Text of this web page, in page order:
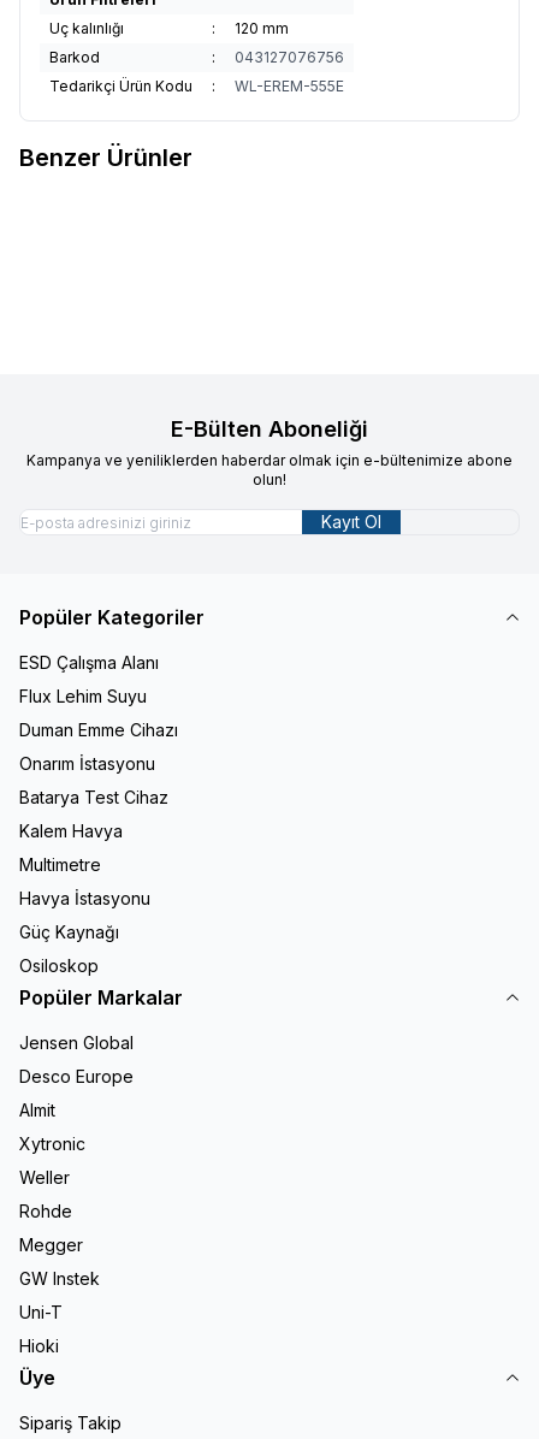
Uç kalınlığı
:
120 mm
Barkod
:
043127076756
Tedarikçi Ürün Kodu
: WL-EREM-555E
Benzer Ürünler
E-Bülten Aboneliği
Kampanya ve yeniliklerden haberdar olmak için e-bültenimize abone
olun!
Kayıt Ol
Popüler Kategoriler
ESD Çalışma Alanı
Flux Lehim Suyu
Duman Emme Cihazı
Onarım İstasyonu
Batarya Test Cihaz
Kalem Havya
Multimetre
Havya İstasyonu
Güç Kaynağı
Osiloskop
Popüler Markalar
Jensen Global
Desco Europe
Almit
Xytronic
Weller
Rohde
Megger
GW Instek
Uni-T
Hioki
Üye
Sipariş Takip